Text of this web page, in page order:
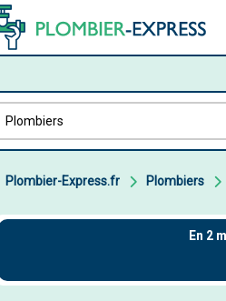
Plombier-Express.fr Plombiers